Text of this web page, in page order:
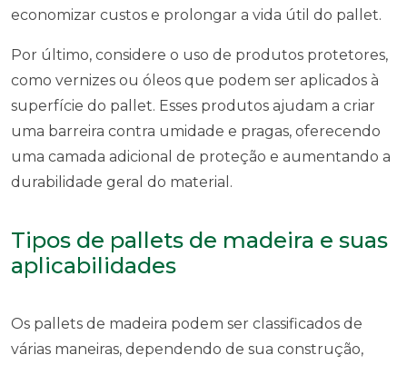
economizar custos e prolongar a vida útil do pallet.
Por último, considere o uso de produtos protetores,
como vernizes ou óleos que podem ser aplicados à
superfície do pallet. Esses produtos ajudam a criar
uma barreira contra umidade e pragas, oferecendo
uma camada adicional de proteção e aumentando a
durabilidade geral do material.
Tipos de pallets de madeira e suas
aplicabilidades
Os pallets de madeira podem ser classificados de
várias maneiras, dependendo de sua construção,